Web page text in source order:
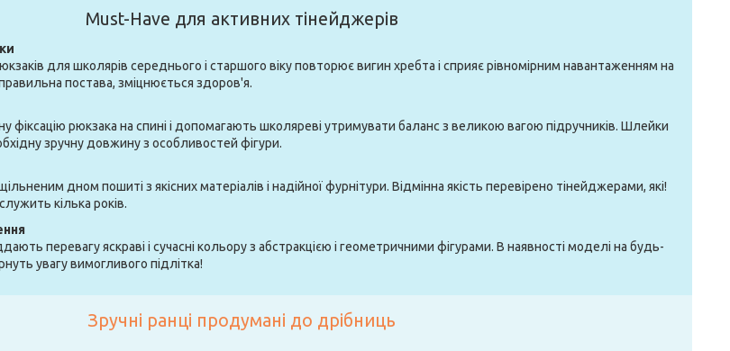
Must-Have для активних тінейджерів
для школярів середнього і старшого віку повторює вигин хребта і сприяє рівномірним навантаженням на
постава, зміцнюється здоров'я.
фіксацію рюкзака на спині і допомагають школяреві утримувати баланс з великою вагою підручників. Шлейки
зручну довжину з особливостей фігури.
дном пошиті з якісних матеріалів і надійної фурнітури. Відмінна якість перевірено тінейджерами, які!
кілька років.
перевагу яскраві і сучасні кольору з абстракцією і геометричними фігурами. В наявності моделі на будь-
увагу вимогливого підлітка!
Зручні ранці продумані до дрібниць